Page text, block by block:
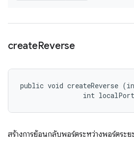
createReverse
public void createReverse
int
สร้างการย้อนกลับพอร์ตระหว่างพอร์ตระ